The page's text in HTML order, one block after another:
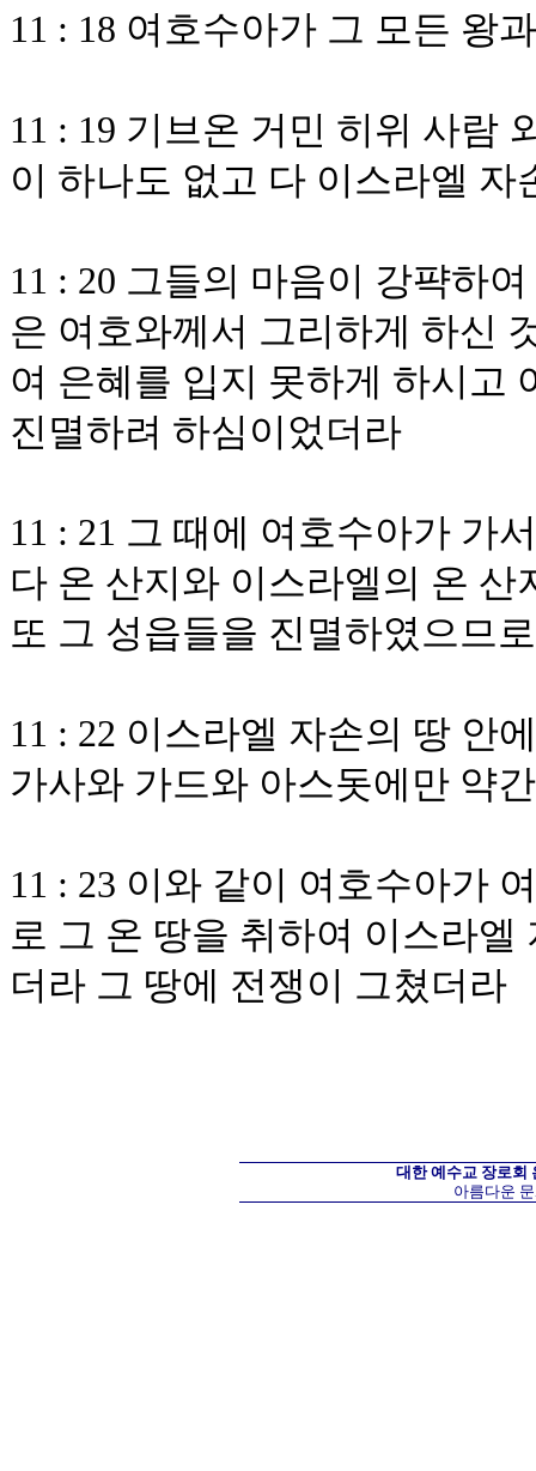
11 : 18 여호수아가 그 모든 왕
11 : 19 기브온 거민 히위 사람
이 하나도 없고 다 이스라엘
11 : 20 그들의 마음이 강퍅하
은 여호와께서 그리하게 하신
여 은혜를 입지 못하게 하시고
진멸하려 하심이었더라
11 : 21 그 때에 여호수아가 가
다 온 산지와 이스라엘의 온
또 그 성읍들을 진멸하였으므로
11 : 22 이스라엘 자손의 땅 안
가사와 가드와 아스돗에만 약
11 : 23 이와 같이 여호수아가
로 그 온 땅을 취하여 이스라
더라 그 땅에 전쟁이 그쳤더라
대한 예수교 장로회
아름다운